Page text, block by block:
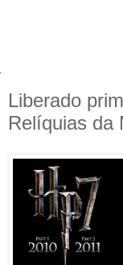
Liberado
Relíquias da